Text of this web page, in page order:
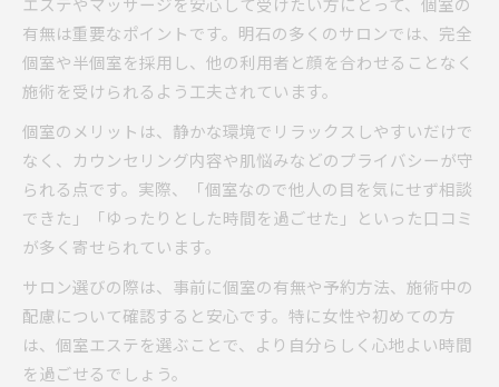
有無は重要なポイントです。明石の多くのサロンでは、完全
個室や半個室を採用し、他の利用者と顔を合わせることなく
施術を受けられるよう工夫されています。
個室のメリットは、静かな環境でリラックスしやすいだけで
なく、カウンセリング内容や肌悩みなどのプライバシーが守
られる点です。実際、「個室なので他人の目を気にせず相談
できた」「ゆったりとした時間を過ごせた」といった口コミ
が多く寄せられています。
サロン選びの際は、事前に個室の有無や予約方法、施術中の
配慮について確認すると安心です。特に女性や初めての方
は、個室エステを選ぶことで、より自分らしく心地よい時間
を過ごせるでしょう。